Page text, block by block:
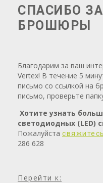
СПАСИБО
БРОШЮРЫ
Благодарим за ваш
Vertex! В течение 5
письмо со ссылкой на
письмо, проверьте
Хотите узнать
светодиодных (LED)
Пожалуйста
286 628
Перейти к: